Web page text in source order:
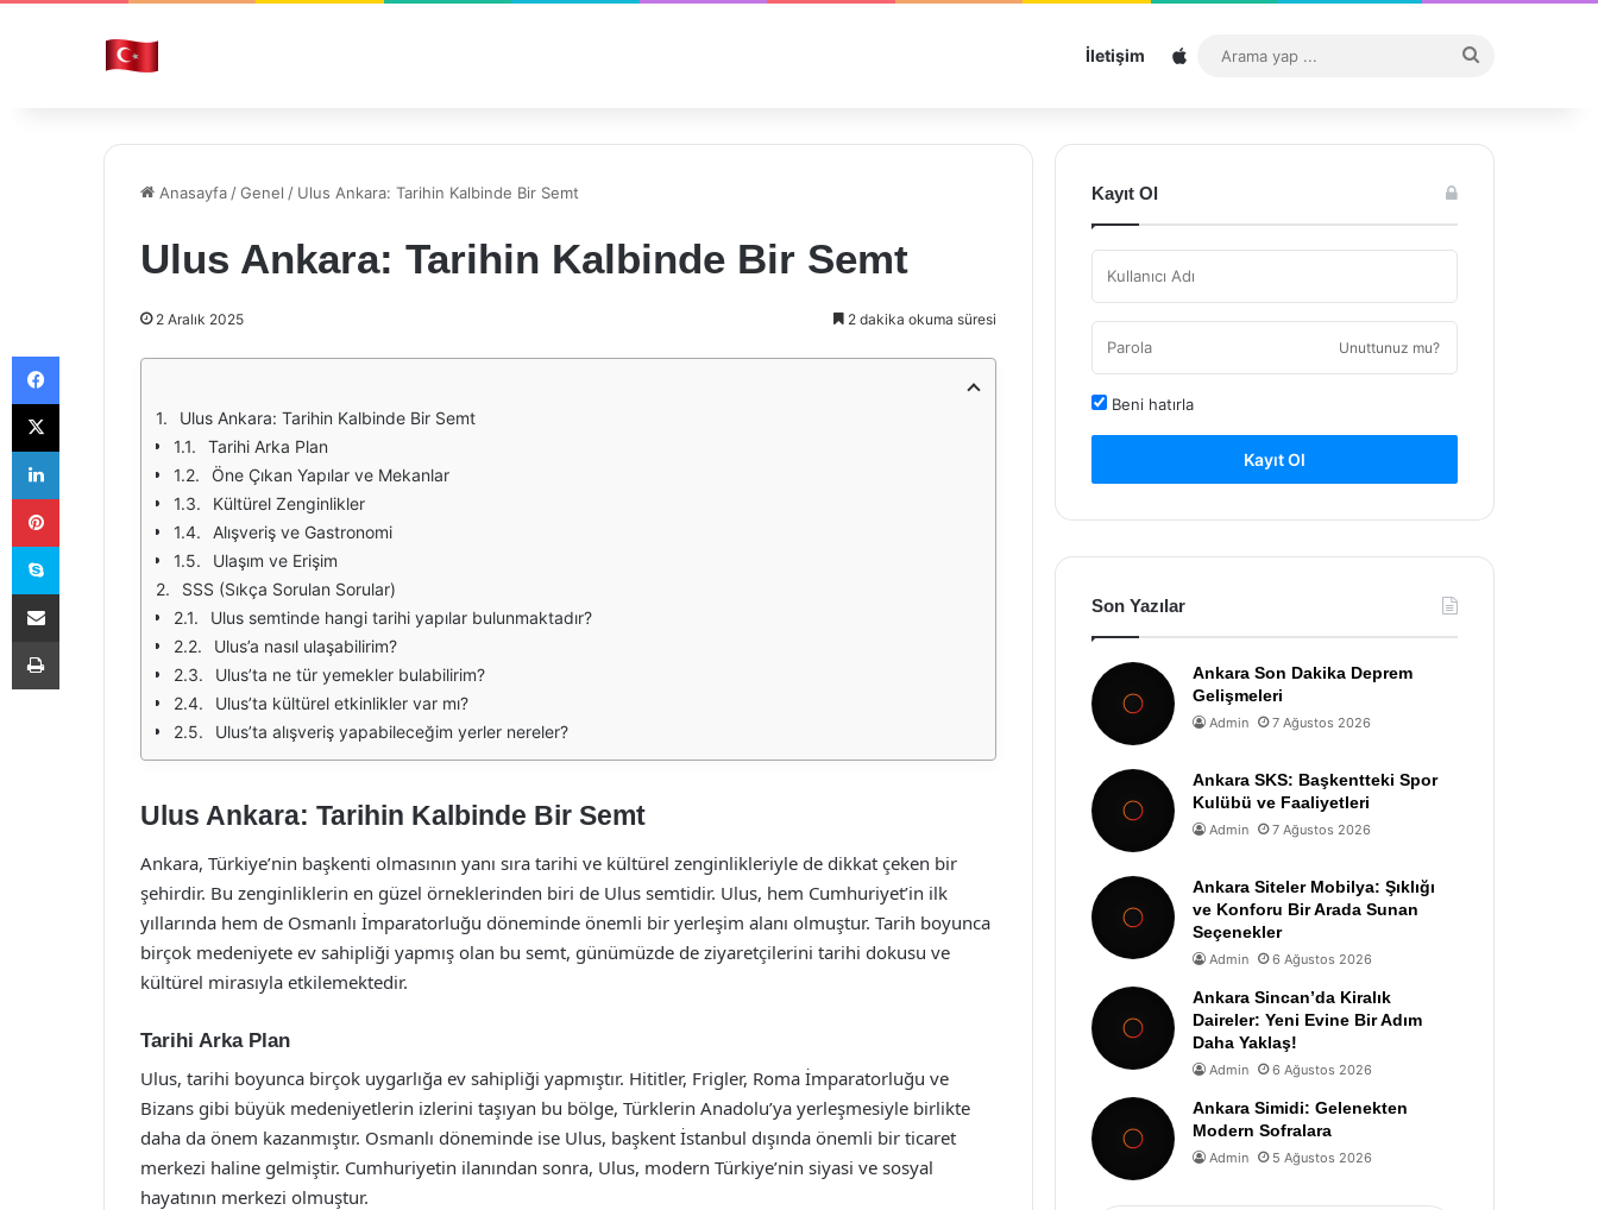
İletişim Sitemap
...
Anasayfa /Genel / Ulus Ankara: Tarihin Kalbinde Bir Semt
Ulus Ankara: Tarihin Kalbinde Bir Semt
2 Aralık 2025 2 dakika okuma süresi
Ulus Ankara: Tarihin Kalbinde Bir Semt
Tarihi Arka Plan
Öne Çıkan Yapılar ve Mekanlar
Kültürel Zenginlikler
Alışveriş ve Gastronomi
Ulaşım ve Erişim
SSS (Sıkça Sorulan Sorular)
Ulus semtinde hangi tarihi yapılar bulunmaktadır?
Ulus’a nasıl ulaşabilirim?
Ulus’ta ne tür yemekler bulabilirim?
Ulus’ta kültürel etkinlikler var mı?
Ulus’ta alışveriş yapabileceğim yerler nereler?
Ulus Ankara: Tarihin Kalbinde Bir Semt
Ankara, Türkiye’nin başkenti olmasının yanı sıra tarihi ve kültürel zenginlikleriyle de dikkat çeken bir
şehirdir. Bu zenginliklerin en güzel örneklerinden biri de Ulus semtidir. Ulus, hem Cumhuriyet’in ilk
yıllarında hem de Osmanlı İmparatorluğu döneminde önemli bir yerleşim alanı olmuştur. Tarih boyunca
birçok medeniyete ev sahipliği yapmış olan bu semt, günümüzde de ziyaretçilerini tarihi dokusu ve
kültürel mirasıyla etkilemektedir.
Tarihi Arka Plan
Ulus, tarihi boyunca birçok uygarlığa ev sahipliği yapmıştır. Hititler, Frigler, Roma İmparatorluğu ve
Bizans gibi büyük medeniyetlerin izlerini taşıyan bu bölge, Türklerin Anadolu’ya yerleşmesiyle birlikte
daha da önem kazanmıştır. Osmanlı döneminde ise Ulus, başkent İstanbul dışında önemli bir ticaret
merkezi haline gelmiştir. Cumhuriyetin ilanından sonra, Ulus, modern Türkiye’nin siyasi ve sosyal
hayatının merkezi olmuştur.
Kayıt Ol
Unuttunuz mu?
Beni hatırla
Kayıt Ol
Son Yazılar
Ankara Son Dakika Deprem
Gelişmeleri
Admin 7 Ağustos 2026
Ankara SKS: Başkentteki Spor
Kulübü ve Faaliyetleri
Admin 7 Ağustos 2026
Ankara Siteler Mobilya: Şıklığı
ve Konforu Bir Arada Sunan
Seçenekler
Admin 6 Ağustos 2026
Ankara Sincan’da Kiralık
Daireler: Yeni Evine Bir Adım
Daha Yaklaş!
Admin 6 Ağustos 2026
Ankara Simidi: Gelenekten
Modern Sofralara
Admin 5 Ağustos 2026
Facebook
X
LinkedIn
Pinterest
Skype
E-Posta ile paylaş